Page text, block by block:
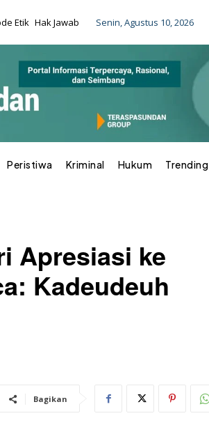
Etik Hak Jawab Senin, Agustus 10, 2026
Peristiwa Kriminal Hukum Trending
Apresiasi ke
Kadeudeuh
Bagikan